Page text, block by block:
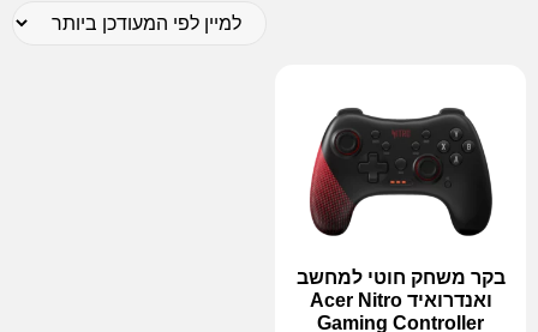
בקר משחק חוטי למחשב
ואנדרואיד Acer Nitro
Gaming Controller